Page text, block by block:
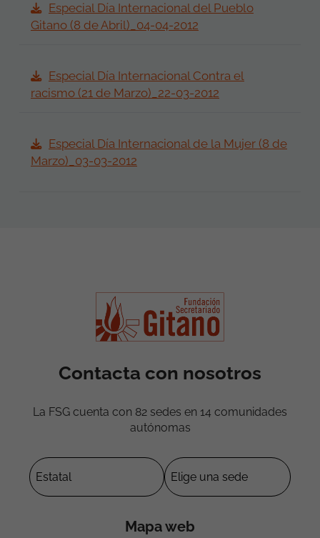
Especial Día Internacional del Pueblo
Gitano (8 de Abril)_04-04-2012
Especial Día Internacional Contra el
racismo (21 de Marzo)_22-03-2012
Especial Día Internacional de la Mujer (8 de
Marzo)_03-03-2012
Contacta con nosotros
La FSG cuenta con 82 sedes en 14 comunidades
autónomas
Mapa web